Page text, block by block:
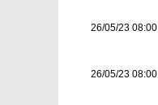
26/05/23 08:00
26/05/23 08:00